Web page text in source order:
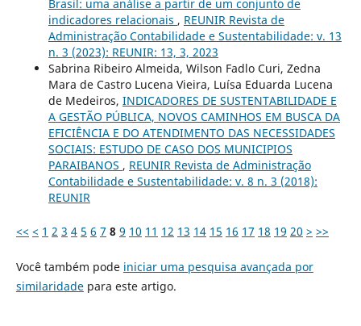
Brasil: uma análise a partir de um conjunto de
indicadores relacionais , REUNIR Revista de
Administração Contabilidade e Sustentabilidade: v. 13
n. 3 (2023): REUNIR: 13, 3, 2023
Sabrina Ribeiro Almeida, Wilson Fadlo Curi, Zedna
Mara de Castro Lucena Vieira, Luísa Eduarda Lucena
de Medeiros, INDICADORES DE SUSTENTABILIDADE E
A GESTÃO PÚBLICA, NOVOS CAMINHOS EM BUSCA DA
EFICIÊNCIA E DO ATENDIMENTO DAS NECESSIDADES
SOCIAIS: ESTUDO DE CASO DOS MUNICIPIOS
PARAIBANOS , REUNIR Revista de Administração
Contabilidade e Sustentabilidade: v. 8 n. 3 (2018):
REUNIR
<< < 1 2 3 4 5 6 7 8 9 10 11 12 13 14 15 16 17 18 19 20 > >>
Você também pode iniciar uma pesquisa avançada por
similaridadepara este artigo.